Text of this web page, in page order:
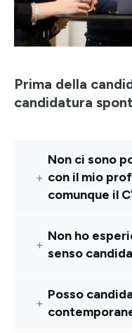
Italiano
Prima della
candidatura
Non ci sono
con il mio
comunque il
Non ho
senso
Posso